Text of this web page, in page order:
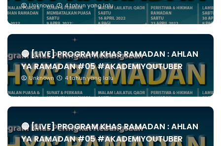
Unknown 4 tahun yang lalu
🔴 [LIVE] PROGRAM KHAS RAMADAN : AHLAN
YA RAMADAN #05 #AKADEMIYOUTUBER
Unknown 4 tahun yang lalu
🔴 [LIVE] PROGRAM KHAS RAMADAN : AHLAN
YA RAMADAN #05 #AKADEMIYOUTUBER